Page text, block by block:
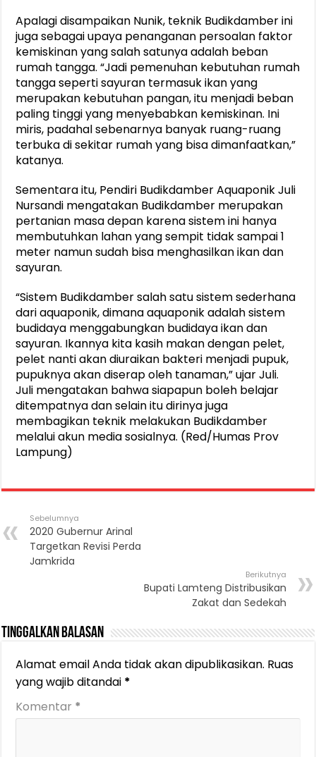
Apalagi disampaikan Nunik, teknik Budikdamber ini
juga sebagai upaya penanganan persoalan faktor
kemiskinan yang salah satunya adalah beban
rumah tangga. “Jadi pemenuhan kebutuhan rumah
tangga seperti sayuran termasuk ikan yang
merupakan kebutuhan pangan, itu menjadi beban
paling tinggi yang menyebabkan kemiskinan. Ini
miris, padahal sebenarnya banyak ruang-ruang
terbuka di sekitar rumah yang bisa dimanfaatkan,”
katanya.
Sementara itu, Pendiri Budikdamber Aquaponik Juli
Nursandi mengatakan Budikdamber merupakan
pertanian masa depan karena sistem ini hanya
membutuhkan lahan yang sempit tidak sampai 1
meter namun sudah bisa menghasilkan ikan dan
sayuran.
“Sistem Budikdamber salah satu sistem sederhana
dari aquaponik, dimana aquaponik adalah sistem
budidaya menggabungkan budidaya ikan dan
sayuran. Ikannya kita kasih makan dengan pelet,
pelet nanti akan diuraikan bakteri menjadi pupuk,
pupuknya akan diserap oleh tanaman,” ujar Juli.
Juli mengatakan bahwa siapapun boleh belajar
ditempatnya dan selain itu dirinya juga
membagikan teknik melakukan Budikdamber
melalui akun media sosialnya. (Red/Humas Prov
Lampung)
Sebelumnya
2020 Gubernur Arinal
Targetkan Revisi Perda
Jamkrida
Berikutnya
Bupati Lamteng Distribusikan
Zakat dan Sedekah
Tinggalkan Balasan
Alamat email Anda tidak akan dipublikasikan. Ruas
yang wajib ditandai *
Komentar *